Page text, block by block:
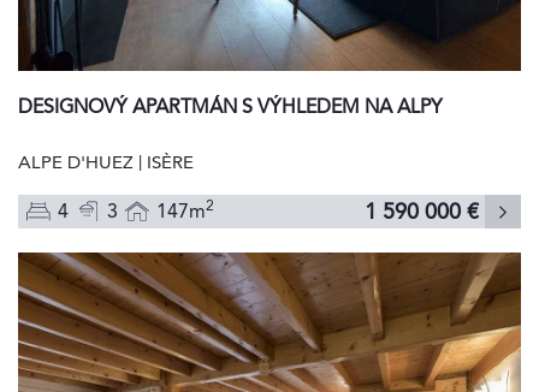
DESIGNOVÝ APARTMÁN S VÝHLEDEM NA ALPY
ALPE D'HUEZ | ISÈRE
4 3 147m2 1 590 000 €